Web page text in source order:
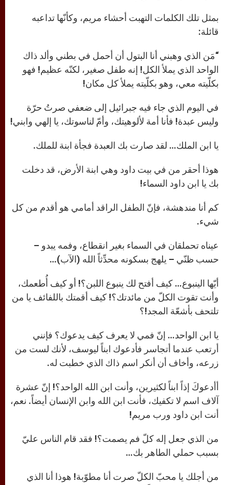
بمثل تلك الكلمات التهبت أحشاء مريم، وكأنّها تداعبه
قائلة:
“مَن الذي وهبني أنا البتول أن أحمل في بطني وألد ذاك
الواحد الذي يملأ الكل! إنه طفل صغير، لكنّه عظيم! فهو
بكلّيته معي، وهو بكلّيته يملأ كل مكان!
في اليوم الذي جاء فيه جبرائيل إلى ضعفي صرتُ حرّة
وليس عبدة! فأنا أمة لألوهيتك، وأمّ لناسوتك، يا إلهي وابني!
يا ابن الملك… لقد صارت بك العبدة فجأة ابنة للملك.
هوذا أحقر من في بيت داود وهي ابنة الأرض، قد دخلت
بك يا ابن داود السماء!
كم أنا مندهشة، فإنّ الطفل الراقد أمامي هو أقدم من كل
شيء.
عيناه تحملقان في السماء بغير انقطاع، وفمه يبدو –
حسب ظنّي – يلهج بسكونه محدِّثاً الله (الآب)…
أيّها الينبوع… كيف أفتح لك ينبوع اللبن؟! أو كيف أُطعمك،
وأنت تقوت الكلّ من مائدتك؟! كيف أقمتك باللفائف يا من
تلتحف بأشعّة المجد!؟
يا ابن الواحد… إنّ فمي لا يعرف كيف يدعوك؟ فإنني
أرتعب عندما أتجاسر فأدعوك ابناً ليوسف، لأنك لست من
زرعه، وأخاف أن أنكر اسم ذاك الذي خطبت له.
أأدعوكَ إذاً ابناً لكثيرين، وأنت ابن الله الواحد؟! إنّ عشرة
آلاف اسم لا تكفيك، فأنت ابن الله وابن الإنسان أيضاً. نعم،
أنت ابن داود ورب مريم!
من الذي جعل إله كلّ فم يصمت؟! فقد قام الناس عليّ
بسبب حملي الطاهر بك…
من أجلك يا محبّ الكلّ صرت أنا مطوّبة! هوذا أنا الذي